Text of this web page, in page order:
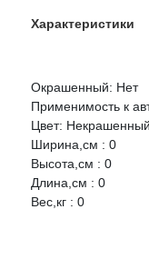
Характеристики
Окрашенный: Нет
Применимость к
Цвет: Некрашенный
Ширина,см : 0
Высота,см : 0
Длина,см : 0
Вес,кг : 0
Оцените товар:
Ваше имя